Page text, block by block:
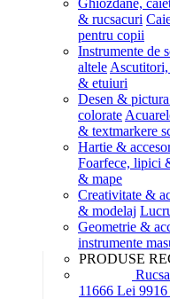
Ghiozdane,
& rucsacuri
pentru copii
Instrumente de
altele Ascutitori,
& etuiuri
Desen &
colorate
& textmarkere
Hartie &
Foarfece, lipici
& mape
Creativitate &
& modelaj
Geometrie &
instrumente
PRODUSE
11666 Lei 9916